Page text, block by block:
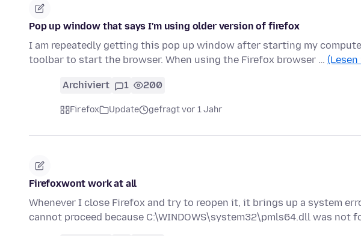
Pop up window that says I'm using older version of firefox
I am repeatedly getting this pop up window after starting my
toolbar to start the browser. When using the Firefox browser … (Lesen
Archiviert 1 200
Firefox Update gefragt vor 1 Jahr
Firefoxwont work at all
Whenever I close Firefox and try to reopen it, it brings up a system
cannot proceed because C:\WINDOWS\system32\pmls64.dll was not